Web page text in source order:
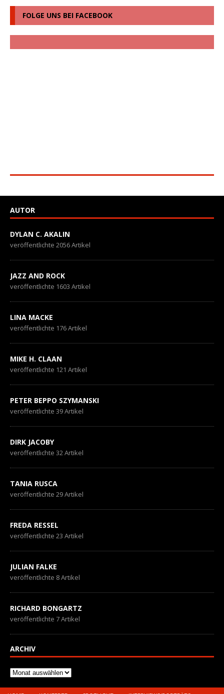
FOLGE UNS BEI FACEBOOK
AUTOR
DYLAN C. AKALIN
veröffentlichte 2056 Artikel
JAZZ AND ROCK
veröffentlichte 1603 Artikel
LINA MACKE
veröffentlichte 176 Artikel
MIKE H. CLAAN
veröffentlichte 121 Artikel
PETER BEPPO SZYMANSKI
veröffentlichte 39 Artikel
DIRK JACOBY
veröffentlichte 32 Artikel
TANIA RUSCA
veröffentlichte 29 Artikel
FREDA RESSEL
veröffentlichte 23 Artikel
JULIAN FALKE
veröffentlichte 8 Artikel
RICHARD BONGARTZ
veröffentlichte 7 Artikel
ARCHIV
Archiv